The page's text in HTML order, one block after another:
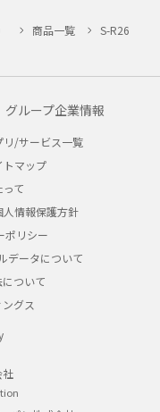
商品一覧
S-R26
グループ企業情報
リ/サービス一覧
トマップ
て
人情報保護方針
ポリシー
データについて
ついて
グス
社